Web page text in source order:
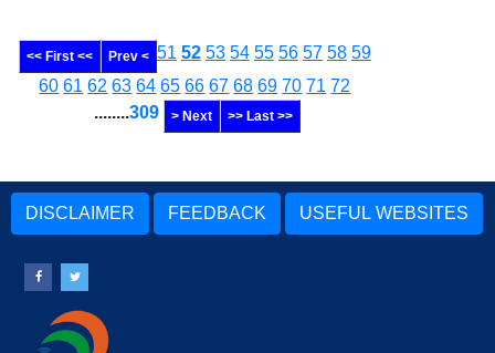
<< First << Prev < 51 52 53 54 55 56 57 58 59
60 61 62 63 64 65 66 67 68 69 70 71 72
........309 > Next >> Last >>
DISCLAIMER FEEDBACK USEFUL WEBSITES